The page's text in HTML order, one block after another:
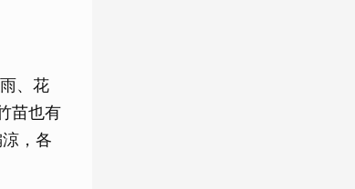
、花
苗也有
，各